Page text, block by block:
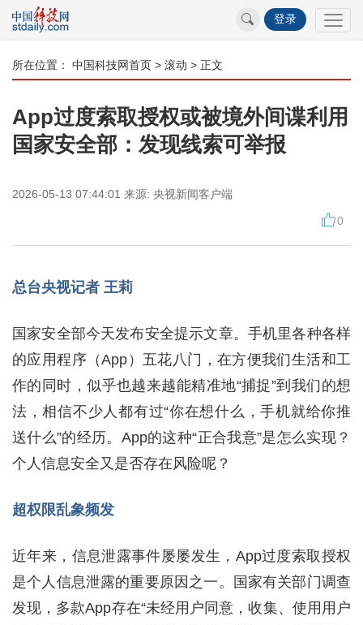
登录
所在位置： 中国科技网首页 > 滚动 > 正文
App过度索取授权或被境外间谍利用
国家安全部：发现线索可举报
2026-05-13 07:44:01 来源: 央视新闻客户端
0
总台央视记者 王莉
国家安全部今天发布安全提示文章。手机里各种各样
的应用程序（App）五花八门，在方便我们生活和工
作的同时，似乎也越来越能精准地“捕捉”到我们的想
法，相信不少人都有过“你在想什么，手机就给你推
送什么”的经历。App的这种“正合我意”是怎么实现？
个人信息安全又是否存在风险呢？
超权限乱象频发
近年来，信息泄露事件屡屡发生，App过度索取授权
是个人信息泄露的重要原因之一。国家有关部门调查
发现，多款App存在“未经用户同意，收集、使用用户